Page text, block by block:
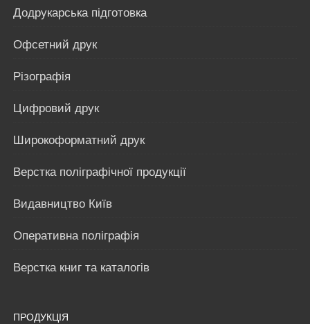
Додрукарська підготовка
Офсетний друк
Різографія
Цифровий друк
Широкоформатний друк
Верстка поліграфічної продукції
Видавництво Київ
Оперативна поліграфія
Верстка книг та каталогів
ПРОДУКЦІЯ